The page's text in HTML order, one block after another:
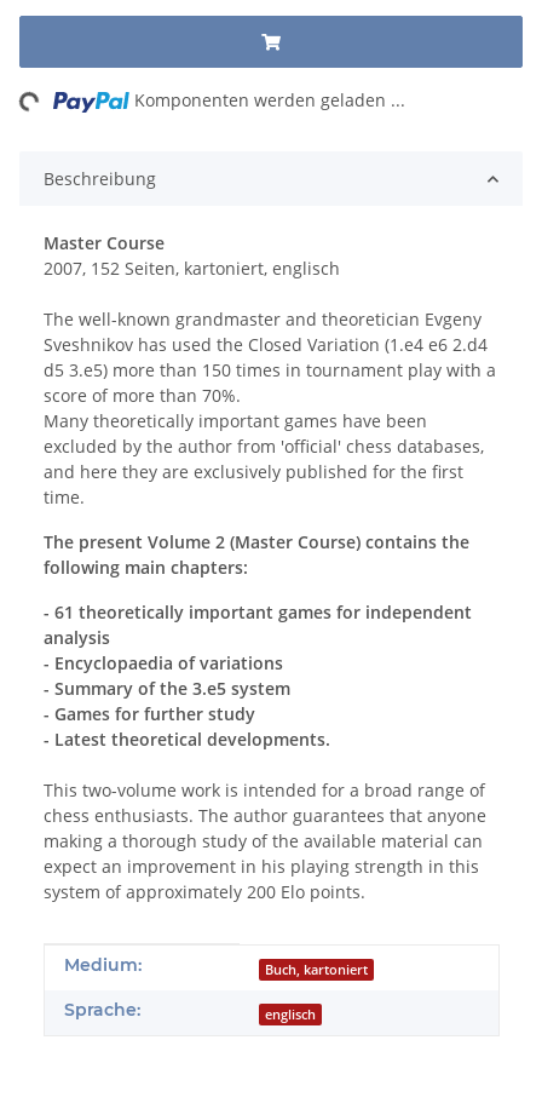
Komponenten werden geladen ...
Beschreibung
Master Course
2007, 152 Seiten, kartoniert, englisch
The well-known grandmaster and theoretician Evgeny
Sveshnikov has used the Closed Variation (1.e4 e6 2.d4
d5 3.e5) more than 150 times in tournament play with a
score of more than 70%.
Many theoretically important games have been
excluded by the author from 'official' chess databases,
and here they are exclusively published for the first
time.
The present Volume 2 (Master Course) contains the
following main chapters:
- 61 theoretically important games for independent
analysis
- Encyclopaedia of variations
- Summary of the 3.e5 system
- Games for further study
- Latest theoretical developments.
This two-volume work is intended for a broad range of
chess enthusiasts. The author guarantees that anyone
making a thorough study of the available material can
expect an improvement in his playing strength in this
system of approximately 200 Elo points.
Produkteigenschaft
Wert
Medium: Buch, kartoniert
Sprache: englisch